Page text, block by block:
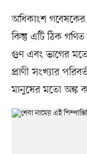
অধিকাংশ গবেষকের
কিন্তু এটি ঠিক
গুণ এবং ভাগের
প্রাণী সংখ্যার
মানুষের মতো অঙ্ক